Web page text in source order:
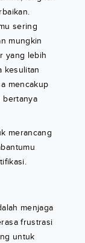
sering
mungkin
yang lebih
kesulitan
mencakup
bertanya
merancang
menjaga
frustrasi
untuk